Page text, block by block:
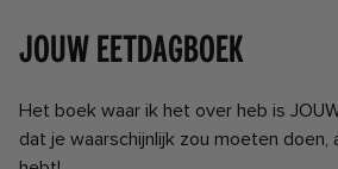
Jouw eetdagboek
Het boek waar ik het over heb is
dat je waarschijnlijk zou moeten doen,